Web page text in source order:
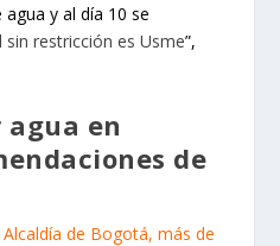
y al día 10 se
sin restricción es Usme”,
agua en
de
de Bogotá, más de